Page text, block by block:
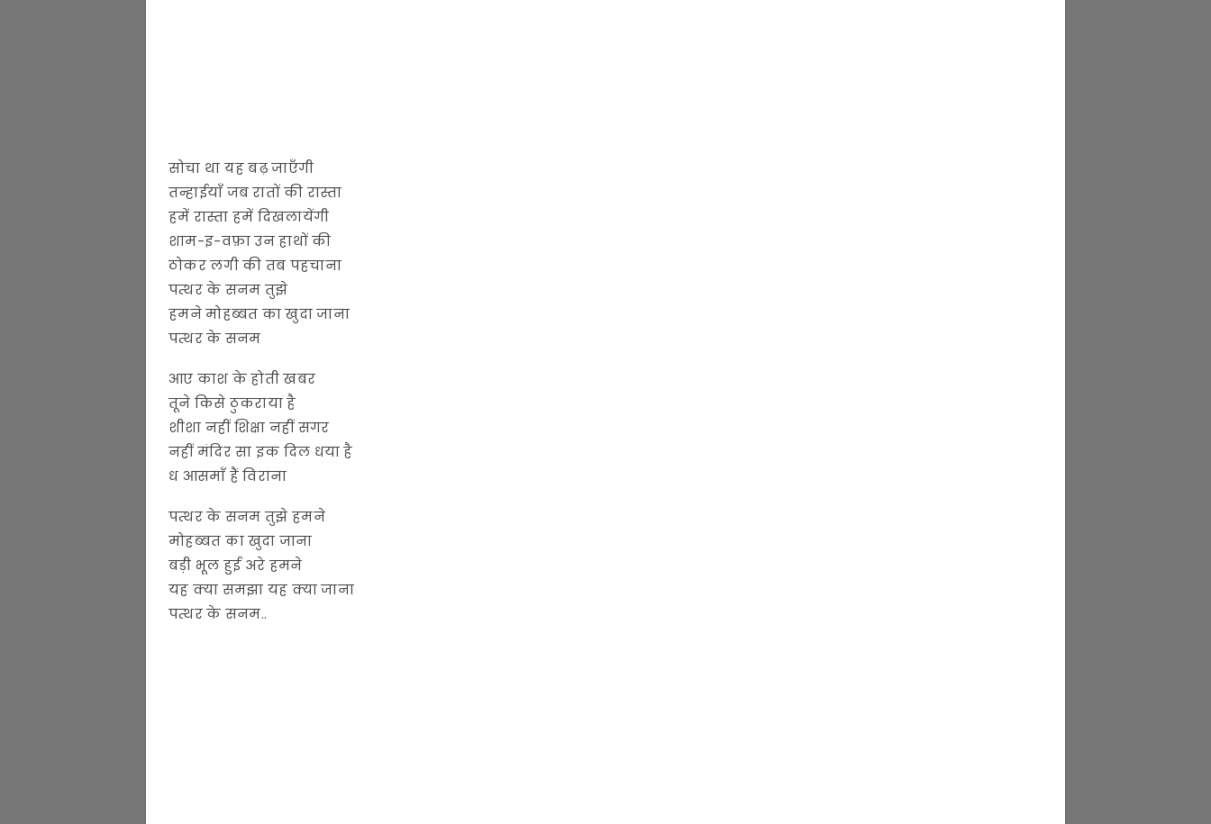
सोचा था यह बढ़ जाएँगी
तन्हाईयाँ जब रातों की रास्ता
हमें रास्ता हमें दिखलायेंगी
शाम-इ-वफ़ा उन हाथों की
ठोकर लगी की तब पहचाना
पत्थर के सनम तुझे
हमने मोहब्बत का खुदा जाना
पत्थर के सनम
आए काश के होती खबर
तूने किसे ठुकराया है
शीशा नहीं शिक्षा नहीं सगर
नहीं मंदिर सा इक दिल धया है
ध आसमाँ हैं विराना
पत्थर के सनम तुझे हमने
मोहब्बत का खुदा जाना
बड़ी भूल हुई अरे हमने
यह क्या समझा यह क्या जाना
पत्थर के सनम..